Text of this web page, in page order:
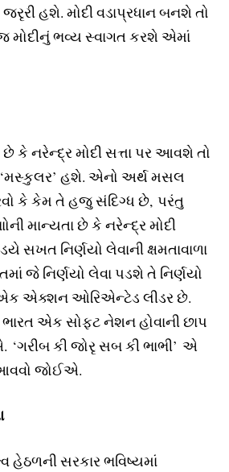
હશે. મોદી વડાપ્રધાન બનશે તો
મોદીનું ભવ્ય સ્વાગત કરશે એમાં
કે નરેન્દ્ર મોદી સત્તા પર આવશે તો
‘મસ્કુલર’ હશે. એનો અર્થ મસલ
કે કેમ તે હજુ સંદિગ્ધ છે, પરંતુ
માન્યતા છે કે નરેન્દ્ર મોદી
સખત નિર્ણયો લેવાની ક્ષમતાવાળા
જે નિર્ણયો લેવા પડશે તે નિર્ણયો
એક્શન ઓરિએન્ટેડ લીડર છે.
એક સોફટ નેશન હોવાની છાપ
કી જોરૃ સબ કી ભાભી’ એ
જોઈએ.
હેઠળની સરકાર ભવિષ્યમાં